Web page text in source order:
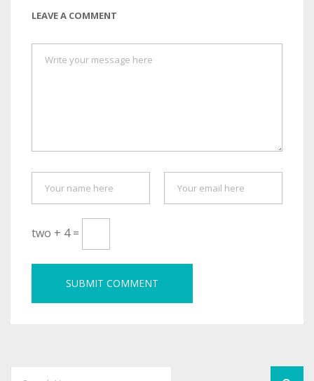
LEAVE A COMMENT
two + 4 =